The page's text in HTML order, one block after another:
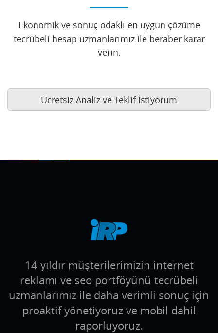
Ekonomik ve sonuç odaklı en uygun çözüme
tecrübeli hesap uzmanlarımız ile beraber karar
verin.
Ücretsiz Analiz ve Teklif İstiyorum
14 yıldır müşterilerimizin internet
reklamı ve seo portföyünü tecrübeli
uzmanlarımız ile daha verimli sonuç için
proaktif yönetiyoruz ve mobil dahil
raporluyoruz.